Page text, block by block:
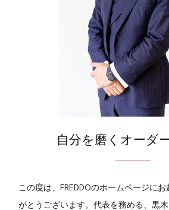
自分を磨くオーダ
この度は、FREDDOのホームページに
がとうございます。代表を務める、黒木